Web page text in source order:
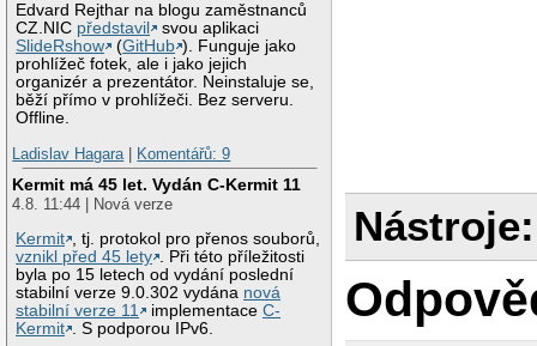
Edvard Rejthar na blogu zaměstnanců
CZ.NIC představil
svou aplikaci
SlideRshow
(GitHub ). Funguje jako
prohlížeč fotek, ale i jako jejich
organizér a prezentátor. Neinstaluje se,
běží přímo v prohlížeči. Bez serveru.
Offline.
Ladislav Hagara | Komentářů: 9
Kermit má 45 let. Vydán C-Kermit 11
4.8. 11:44 | Nová verze
Kermit , tj. protokol pro přenos souborů,
vznikl před 45 lety . Při této příležitosti
byla po 15 letech od vydání poslední
stabilní verze 9.0.302 vydána nová
stabilní verze 11
implementaceC-
Kermit . S podporou IPv6.
Nástroje: